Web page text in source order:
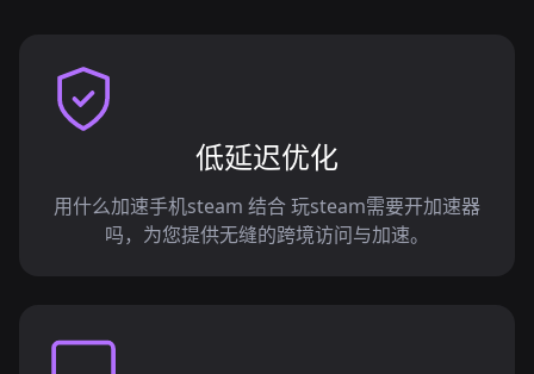
低延迟优化
用什么加速手机steam 结合 玩steam需要开加速器
吗，为您提供无缝的跨境访问与加速。